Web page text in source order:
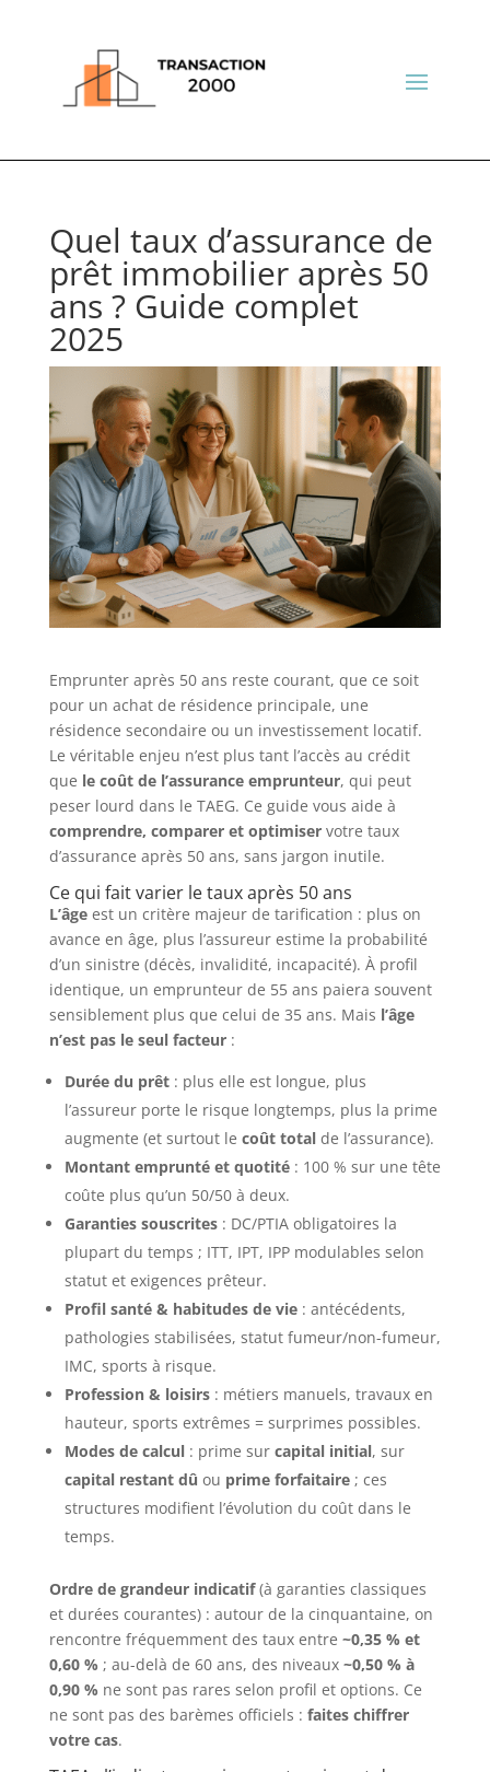
Quel taux d’assurance de
prêt immobilier après 50
ans ? Guide complet
2025
Emprunter après 50 ans reste courant, que ce soit
pour un achat de résidence principale, une
résidence secondaire ou un investissement locatif.
Le véritable enjeu n’est plus tant l’accès au crédit
que le coût de l’assurance emprunteur, qui peut
peser lourd dans le TAEG. Ce guide vous aide à
comprendre, comparer et optimiservotre taux
d’assurance après 50 ans, sans jargon inutile.
Ce qui fait varier le taux après 50 ans
L’âgeest un critère majeur de tarification : plus on
avance en âge, plus l’assureur estime la probabilité
d’un sinistre (décès, invalidité, incapacité). À profil
identique, un emprunteur de 55 ans paiera souvent
sensiblement plus que celui de 35 ans. Mais l’âge
n’est pas le seul facteur:
Durée du prêt: plus elle est longue, plus
l’assureur porte le risque longtemps, plus la prime
augmente (et surtout le coût totalde l’assurance).
Montant emprunté et quotité: 100 % sur une tête
coûte plus qu’un 50/50 à deux.
Garanties souscrites: DC/PTIA obligatoires la
plupart du temps ; ITT, IPT, IPP modulables selon
statut et exigences prêteur.
Profil santé & habitudes de vie: antécédents,
pathologies stabilisées, statut fumeur/non-fumeur,
IMC, sports à risque.
Profession & loisirs: métiers manuels, travaux en
hauteur, sports extrêmes = surprimes possibles.
Modes de calcul: prime sur capital initial, sur
capital restant dû ou prime forfaitaire; ces
structures modifient l’évolution du coût dans le
temps.
Ordre de grandeur indicatif(à garanties classiques
et durées courantes) : autour de la cinquantaine, on
rencontre fréquemment des taux entre ~0,35 % et
0,60 % ; au-delà de 60 ans, des niveaux ~0,50 % à
0,90 % ne sont pas rares selon profil et options. Ce
ne sont pas des barèmes officiels : faites chiffrer
votre cas.